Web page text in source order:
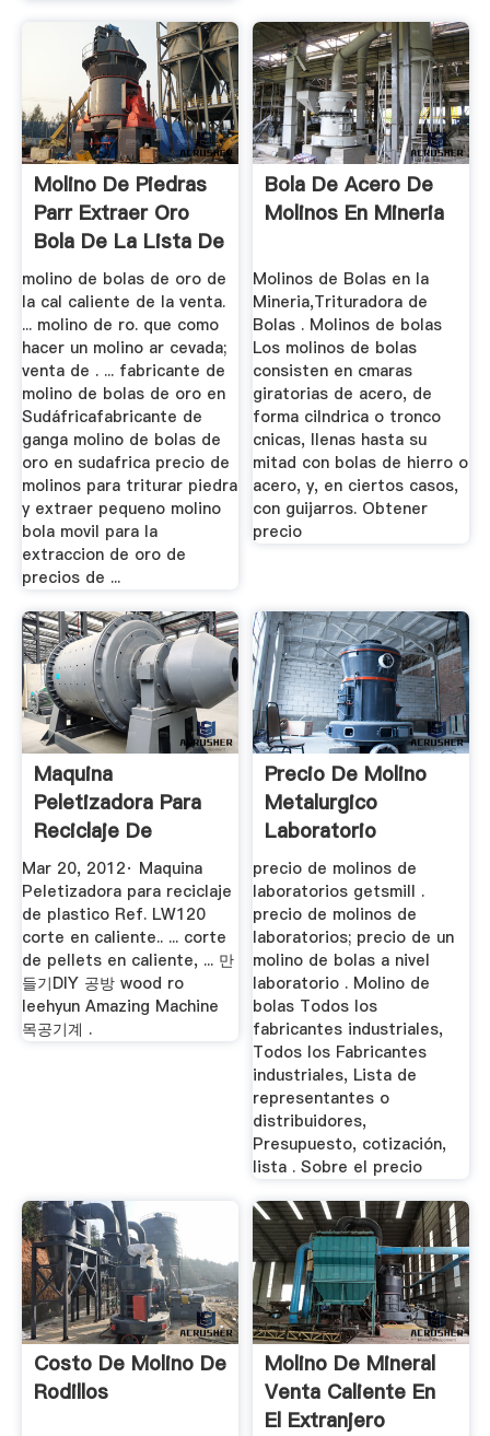
Molino De Piedras
Parr Extraer Oro
Bola De La Lista De
...
molino de bolas de oro de
la cal caliente de la venta.
... molino de ro. que como
hacer un molino ar cevada;
venta de . ... fabricante de
molino de bolas de oro en
Sudáfricafabricante de
ganga molino de bolas de
oro en sudafrica precio de
molinos para triturar piedra
y extraer pequeno molino
bola movil para la
extraccion de oro de
precios de ...
Bola De Acero De
Molinos En Mineria
Molinos de Bolas en la
Mineria,Trituradora de
Bolas . Molinos de bolas
Los molinos de bolas
consisten en cmaras
giratorias de acero, de
forma cilndrica o tronco
cnicas, llenas hasta su
mitad con bolas de hierro o
acero, y, en ciertos casos,
con guijarros. Obtener
precio
Maquina
Peletizadora Para
Reciclaje De
Plastico Ref.
LW120 ...
Mar 20, 2012· Maquina
Peletizadora para reciclaje
de plastico Ref. LW120
corte en caliente.. ... corte
de pellets en caliente, ... 만
들기DIY 공방 wood ro
leehyun Amazing Machine
목공기계 .
Precio De Molino
Metalurgico
Laboratorio
precio de molinos de
laboratorios getsmill .
precio de molinos de
laboratorios; precio de un
molino de bolas a nivel
laboratorio . Molino de
bolas Todos los
fabricantes industriales,
Todos los Fabricantes
industriales, Lista de
representantes o
distribuidores,
Presupuesto, cotización,
lista . Sobre el precio
Costo De Molino De
Rodillos
Molino De Mineral
Venta Caliente En
El Extranjero